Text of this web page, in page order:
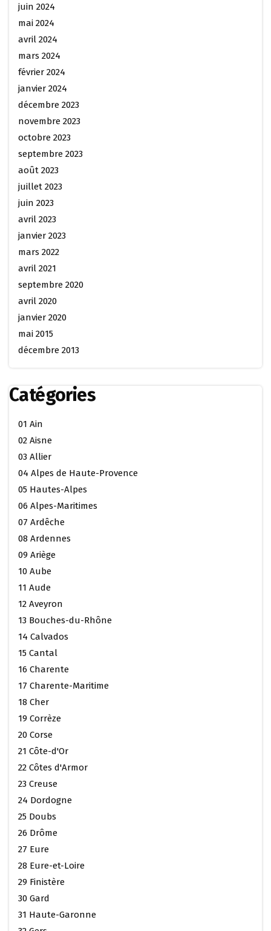
juin 2024
mai 2024
avril 2024
mars 2024
février 2024
janvier 2024
décembre 2023
novembre 2023
octobre 2023
septembre 2023
août 2023
juillet 2023
juin 2023
avril 2023
janvier 2023
mars 2022
avril 2021
septembre 2020
avril 2020
janvier 2020
mai 2015
décembre 2013
Catégories
01 Ain
02 Aisne
03 Allier
04 Alpes de Haute-Provence
05 Hautes-Alpes
06 Alpes-Maritimes
07 Ardêche
08 Ardennes
09 Ariège
10 Aube
11 Aude
12 Aveyron
13 Bouches-du-Rhône
14 Calvados
15 Cantal
16 Charente
17 Charente-Maritime
18 Cher
19 Corrèze
20 Corse
21 Côte-d'Or
22 Côtes d'Armor
23 Creuse
24 Dordogne
25 Doubs
26 Drôme
27 Eure
28 Eure-et-Loire
29 Finistère
30 Gard
31 Haute-Garonne